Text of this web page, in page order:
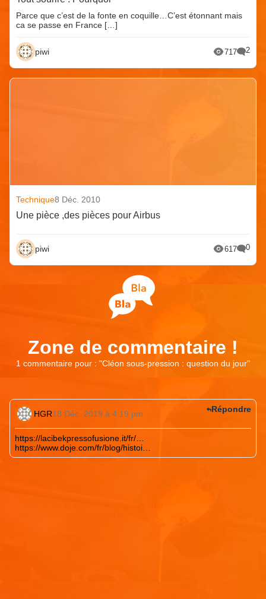
Parce que c’est de la fonte en coquille…C’est étonnant mais
ca se passe en France […]
piwi 717 2
Technique8 Déc. 2010
Une pièce ,des pièces pour Airbus
piwi 617 0
Zone de commentaire !
1 commentaire pour : "Cléon sous-pression : question du jour"
HGR18 Déc. 2019 à 4:19 pm
https://lacibekpressofusione.it/fr/
https://www.doje.com/fr/blog/histoi
Répondre